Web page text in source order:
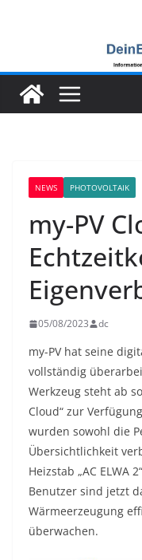
NEWS PHOTOVOLTAIK
my-PV
05/08/2023 dc
my-PV hat seine
vollständig
Werkzeug steht ab
Cloud“ zur
wurden sowohl die
Übersichtlichkeit
Heizstab „AC ELWA
Benutzer sind jetzt
Wärmeerzeugung
überwachen.